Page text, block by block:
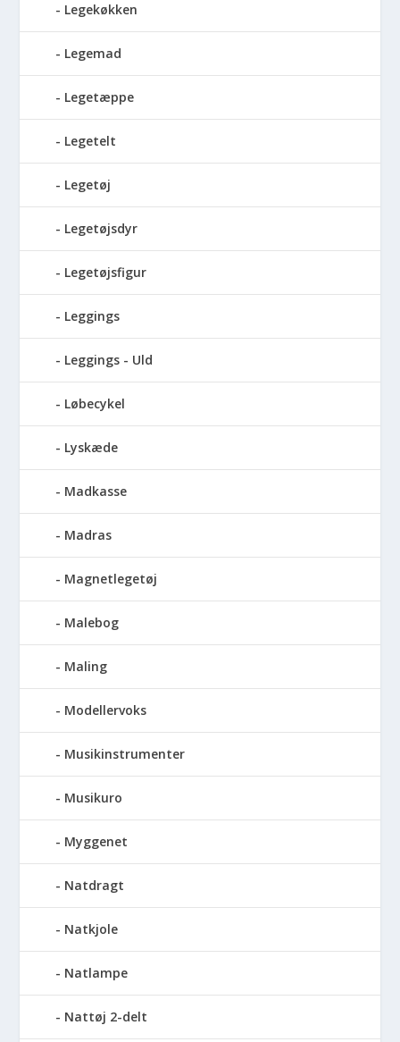
Legekøkken
Legemad
Legetæppe
Legetelt
Legetøj
Legetøjsdyr
Legetøjsfigur
Leggings
Leggings - Uld
Løbecykel
Lyskæde
Madkasse
Madras
Magnetlegetøj
Malebog
Maling
Modellervoks
Musikinstrumenter
Musikuro
Myggenet
Natdragt
Natkjole
Natlampe
Nattøj 2-delt